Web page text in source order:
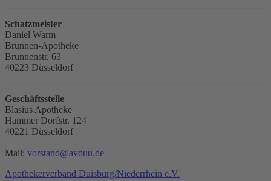
Schatzmeister
Daniel Warm
Brunnen-Apotheke
Brunnenstr. 63
40223 Düsseldorf
Geschäftsstelle
Blasius Apotheke
Hammer Dorfstr. 124
40221 Düsseldorf
Mail: vorstand@avduu.de
Apothekerverband Duisburg/Niederrhein e.V.